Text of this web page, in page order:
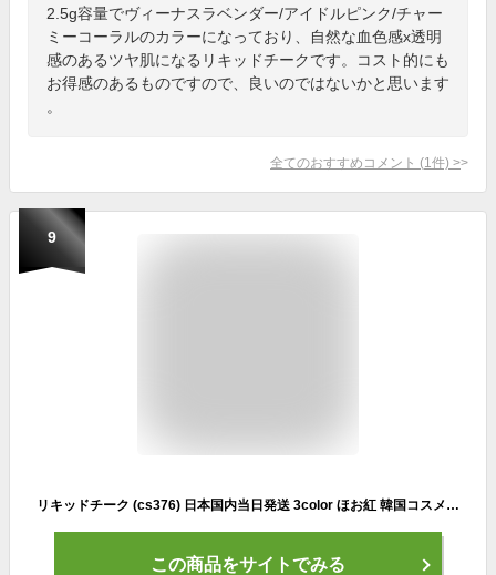
2.5g容量でヴィーナスラベンダー/アイドルピンク/チャー
ミーコーラルのカラーになっており、自然な血色感x透明
感のあるツヤ肌になるリキッドチークです。コスト的にも
お得感のあるものですので、良いのではないかと思います
。
全てのおすすめコメント (1 件) >
9
リキッドチーク (cs376) 日本国内当日発送 3color ほお紅 韓国コスメ カラーリキッド チーク 化粧品 ブラッシャー メイクアップ
この商品をサイトでみる